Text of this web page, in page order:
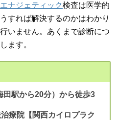
ナジェティック検査は医学的
すれば解決するのかはわかり
いません。あくまで診断につ
ます。
田駅から20分）から徒歩3
療院【関西カイロプラク